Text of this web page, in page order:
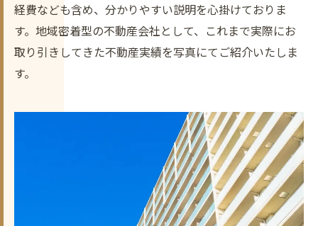
経費なども含め、分かりやすい説明を心掛けておりま
す。地域密着型の不動産会社として、これまで実際にお
取り引きしてきた不動産実績を写真にてご紹介いたしま
す。